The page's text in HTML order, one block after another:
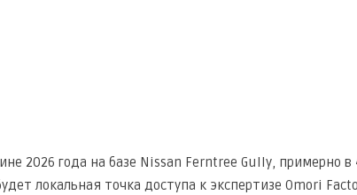
2026 года на базе Nissan Ferntree Gully, примерно в
локальная точка доступа к экспертизе Omori